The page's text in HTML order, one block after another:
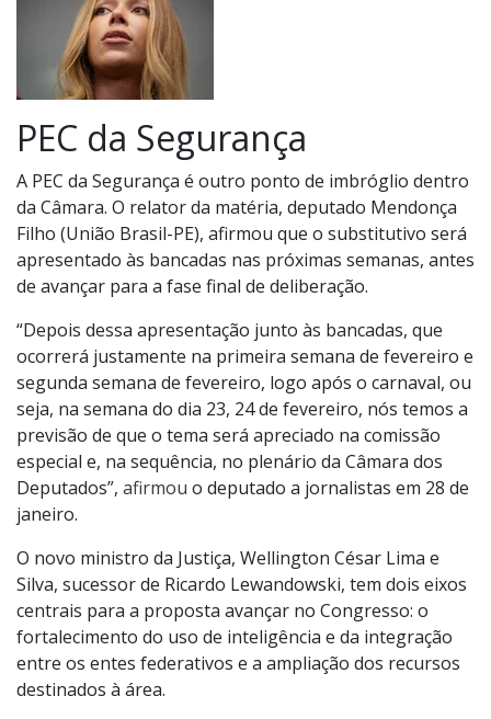
PEC da Segurança
A PEC da Segurança é outro ponto de imbróglio dentro
da Câmara. O relator da matéria, deputado Mendonça
Filho (União Brasil-PE), afirmou que o substitutivo será
apresentado às bancadas nas próximas semanas, antes
de avançar para a fase final de deliberação.
“Depois dessa apresentação junto às bancadas, que
ocorrerá justamente na primeira semana de fevereiro e
segunda semana de fevereiro, logo após o carnaval, ou
seja, na semana do dia 23, 24 de fevereiro, nós temos a
previsão de que o tema será apreciado na comissão
especial e, na sequência, no plenário da Câmara dos
Deputados”, afirmou o deputado a jornalistas em 28 de
janeiro.
O novo ministro da Justiça, Wellington César Lima e
Silva, sucessor de Ricardo Lewandowski, tem dois eixos
centrais para a proposta avançar no Congresso: o
fortalecimento do uso de inteligência e da integração
entre os entes federativos e a ampliação dos recursos
destinados à área.